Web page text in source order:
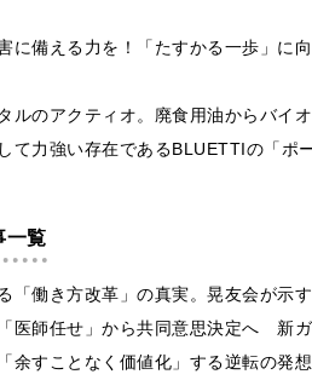
に備える力を！「たすかる一歩」に
ルのアクティオ。廃食用油からバイ
て力強い存在であるBLUETTIの「ポ
一覧
「働き方改革」の真実。晃友会が示
医師任せ」から共同意思決定へ 新
余すことなく価値化」する逆転の発